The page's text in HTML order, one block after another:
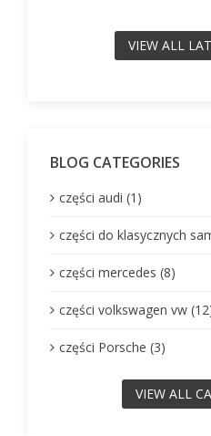
VIEW ALL
BLOG CATEGORIES
części audi (1)
części do klasycznych
części mercedes (8)
części volkswagen vw
części Porsche (3)
VIEW ALL